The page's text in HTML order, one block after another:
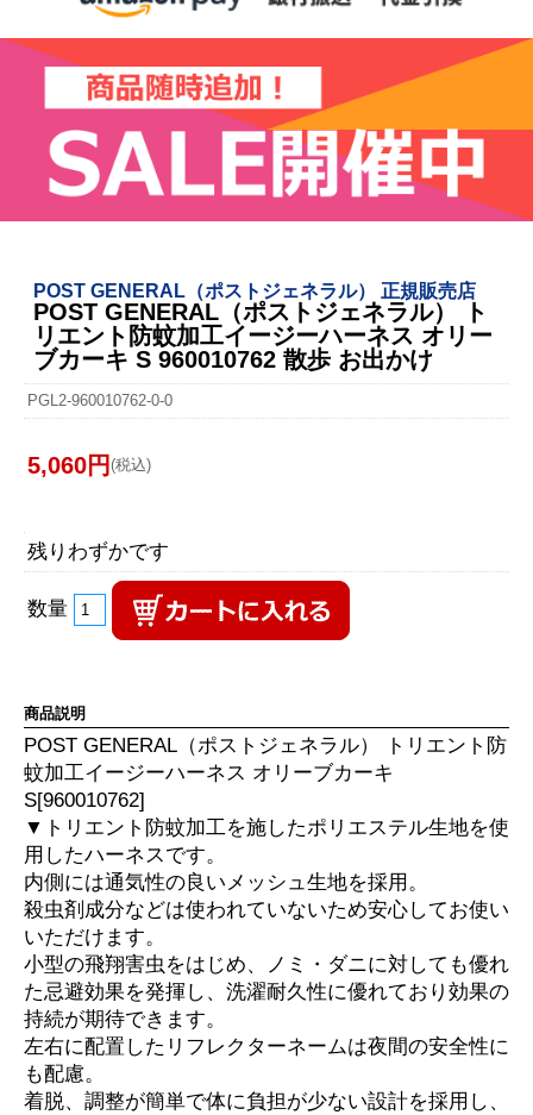
POST GENERAL（ポストジェネラル） 正規販売店
POST GENERAL（ポストジェネラル） ト
リエント防蚊加工イージーハーネス オリー
ブカーキ S 960010762 散歩 お出かけ
PGL2-960010762-0-0
5,060円 (税込)
残りわずかです
数量
商品説明
POST GENERAL（ポストジェネラル） トリエント防
蚊加工イージーハーネス オリーブカーキ
S[960010762]
▼トリエント防蚊加工を施したポリエステル生地を使
用したハーネスです。
内側には通気性の良いメッシュ生地を採用。
殺虫剤成分などは使われていないため安心してお使い
いただけます。
小型の飛翔害虫をはじめ、ノミ・ダニに対しても優れ
た忌避効果を発揮し、洗濯耐久性に優れており効果の
持続が期待できます。
左右に配置したリフレクターネームは夜間の安全性に
も配慮。
着脱、調整が簡単で体に負担が少ない設計を採用し、